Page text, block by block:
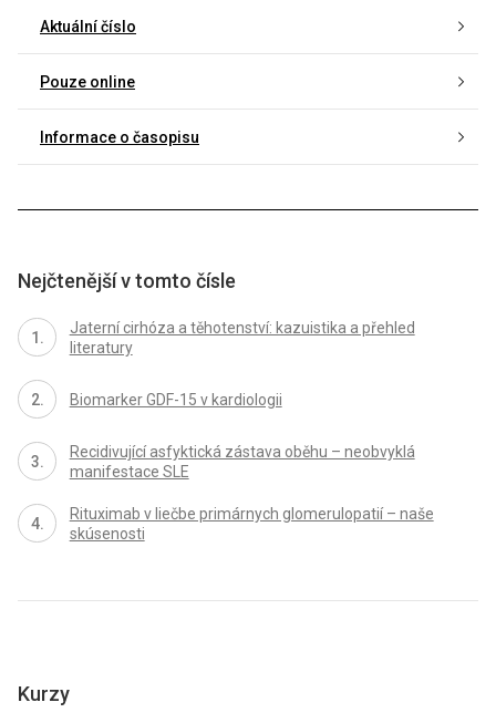
Aktuální číslo
Pouze online
Informace o časopisu
Nejčtenější v tomto čísle
Jaterní cirhóza a těhotenství: kazuistika a přehled
literatury
Biomarker GDF-15 v kardiologii
Recidivující asfyktická zástava oběhu – neobvyklá
manifestace SLE
Rituximab v liečbe primárnych glomerulopatií – naše
skúsenosti
Kurzy